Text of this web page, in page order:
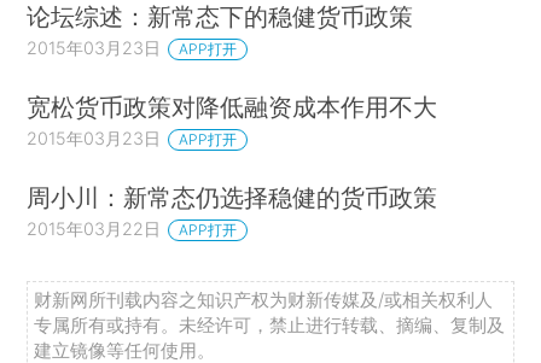
论坛综述：新常态下的稳健货币政策
2015年03月23日 APP打开
宽松货币政策对降低融资成本作用不大
2015年03月23日 APP打开
周小川：新常态仍选择稳健的货币政策
2015年03月22日 APP打开
财新网所刊载内容之知识产权为财新传媒及/或相关权利人
专属所有或持有。未经许可，禁止进行转载、摘编、复制及
建立镜像等任何使用。